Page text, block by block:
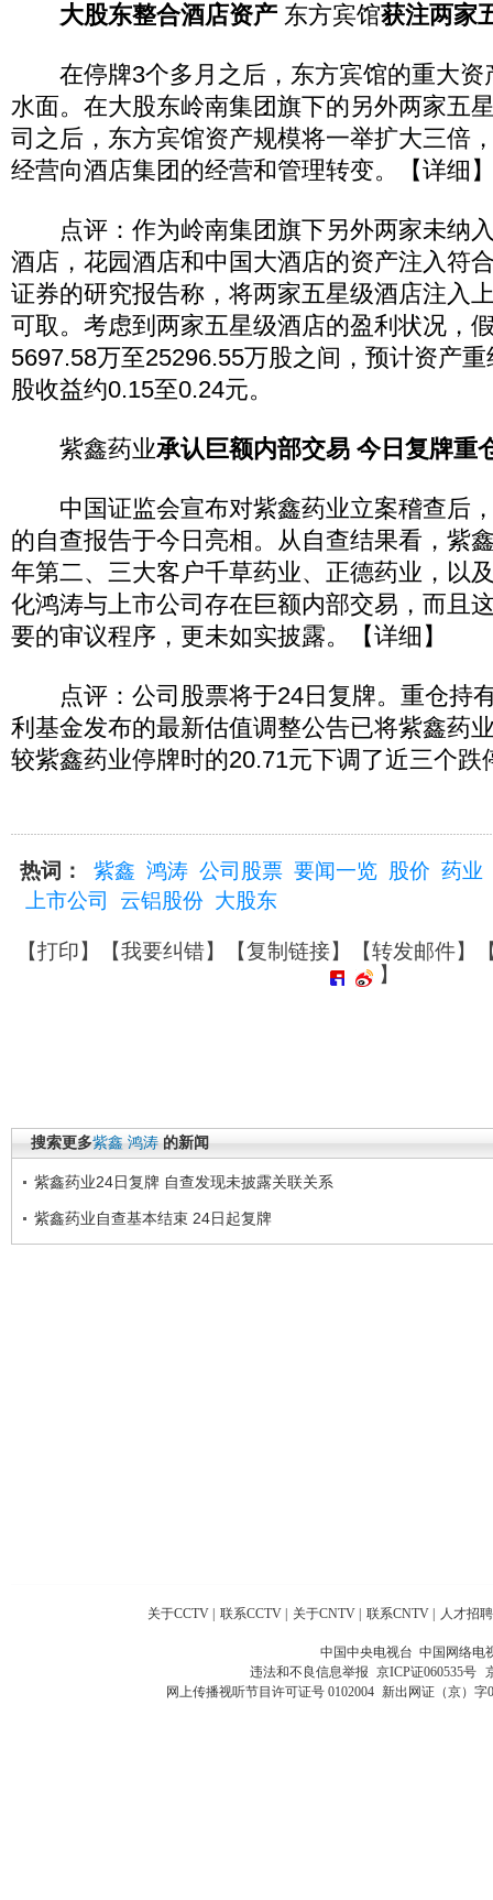
大股东整合酒店资产 东方宾馆获注两家
在停牌3个多月之后，东方宾馆的重大资
水面。在大股东岭南集团旗下的另外两家五
司之后，东方宾馆资产规模将一举扩大三倍
经营向酒店集团的经营和管理转变。【详细
点评：作为岭南集团旗下另外两家未纳
酒店，花园酒店和中国大酒店的资产注入符
证券的研究报告称，将两家五星级酒店注入
可取。考虑到两家五星级酒店的盈利状况，
5697.58万至25296.55万股之间，预计资产
股收益约0.15至0.24元。
紫鑫药业承认巨额内部交易 今日复牌重
中国证监会宣布对紫鑫药业立案稽查后
的自查报告于今日亮相。从自查结果看，紫
年第二、三大客户千草药业、正德药业，以
化鸿涛与上市公司存在巨额内部交易，而且
要的审议程序，更未如实披露。【详细】
点评：公司股票将于24日复牌。重仓持
利基金发布的最新估值调整公告已将紫鑫药
较紫鑫药业停牌时的20.71元下调了近三个跌
热词： 紫鑫 鸿涛 公司股票 要闻一览 股价 药业
上市公司
云铝股份 大股东
【打印】【我要纠错】【复制链接】【转发邮件】
】
搜索更多紫鑫 鸿涛 的新闻
紫鑫药业24日复牌 自查发现未披露关联关系
紫鑫药业自查基本结束 24日起复牌
关于CCTV 联系CCTV 关于CNTV 联系CNTV 人才招聘
中国中央电视台 中国网络电
违法和不良信息举报 京ICP证060535号
网上传播视听节目许可证号 0102004 新出网证（京）